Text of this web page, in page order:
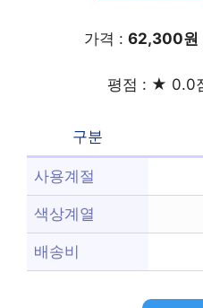
가격 : 62,300원
평점 : ★ 0.0
구분
사용계절
색상계열
배송비